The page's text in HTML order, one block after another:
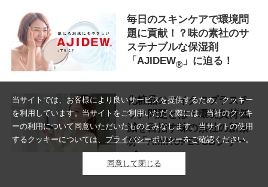
毎日のスキンケアで環境問
題に貢献！？ 味の素社のサ
ステナブルな保湿剤
「AJIDEW®」に迫る！
化粧品のマイクロプラスチ
ック問題とは？環境負荷低
減を目指す味の素社の新素
材「AMIHOPE®SBシリー
ズ」
当サイトでは、お客様により良いサービスを提供するため、クッキー
を利用しています。当サイトをご利用いただく際には、当社のクッキ
ーの利用について同意いただいたものとみなします。当サイトの使用
するクッキーについては、 プライバシーポリシーをご確認ください。
同意して閉じる